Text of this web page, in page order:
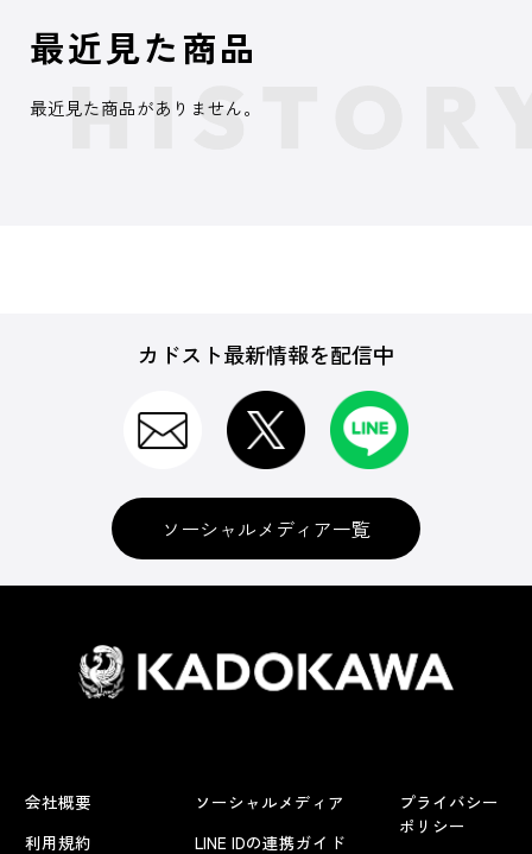
最近見た商品
最近見た商品がありません。
カドスト最新情報を配信中
ソーシャルメディア一覧
会社概要
利用規約
ソーシャルメディア
LINE IDの連携ガイド
プライバシー
ポリシー